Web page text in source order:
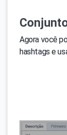
Agora você
hashtags e